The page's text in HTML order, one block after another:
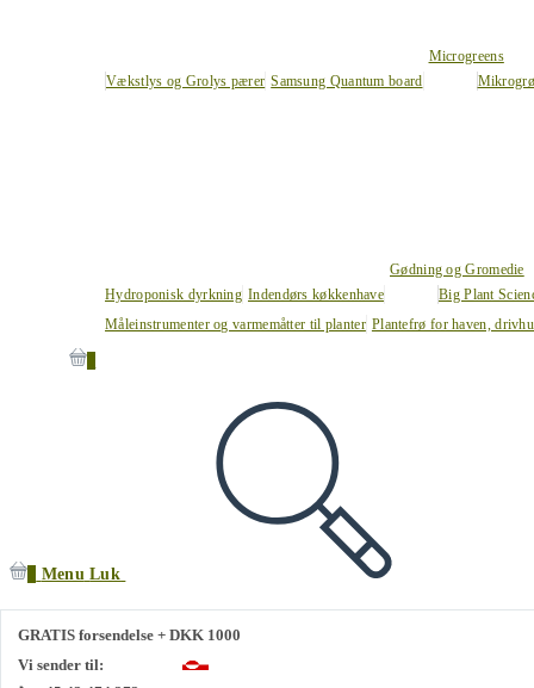
Vækstlys og Grolys pærer Samsung Quantum board
Microgreens
Hydroponisk dyrkning Indendørs køkkenhave
Gødning og Gromedie
Big Plant
Måleinstrumenter og varmemåtter til planter Plantefrø for haven,
Menu Luk
GRATIS forsendelse + DKK 1000
Vi sender til: